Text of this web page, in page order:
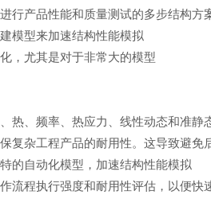
行产品性能和质量测试的多步结构方
模型来加速结构性能模拟
，尤其是对于非常大的模型
热、频率、热应力、线性动态和准静
复杂工程产品的耐用性。这导致避
的自动化模型，加速结构性能模拟
流程执行强度和耐用性评估，以便快